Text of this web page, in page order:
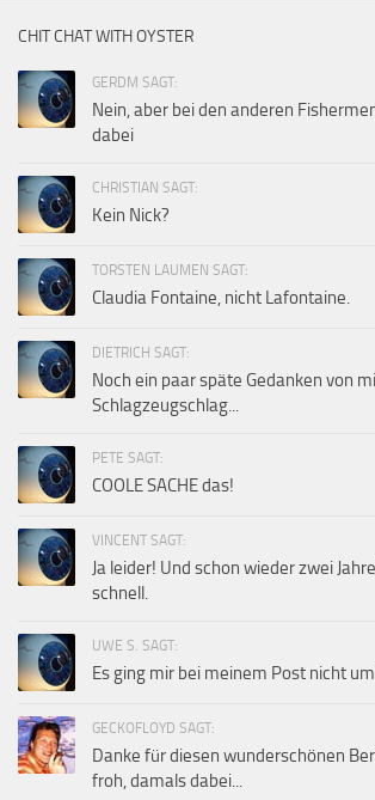
CHIT CHAT WITH OYSTER
GERDM SAGT:
Nein, aber bei den anderen
dabei
CHRISTIAN SAGT:
Kein Nick?
TORSTEN LAUMEN SAGT:
Claudia Fontaine, nicht Lafontaine.
DIETRICH SAGT:
Noch ein paar späte Gedanken von
Schlagzeugschlag...
PETE SAGT:
COOLE SACHE das!
VINCENT SAGT:
Ja leider! Und schon wieder zwei
schnell.
UWE S. SAGT:
Es ging mir bei meinem Post nicht
GECKOFLOYD SAGT:
Danke für diesen wunderschönen
froh, damals dabei...